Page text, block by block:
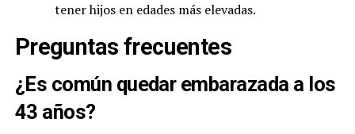
tener hijos en edades más elevadas.
Preguntas frecuentes
¿Es común quedar embarazada a los
43 años?